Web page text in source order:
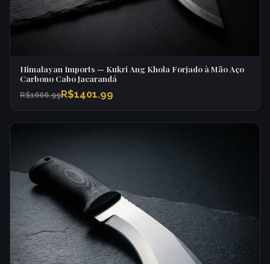
Himalayan Imports — Kukri Ang Khola Forjado à Mão Aço
Carbono Cabo Jacarandá
R$1666.99R$1401.99